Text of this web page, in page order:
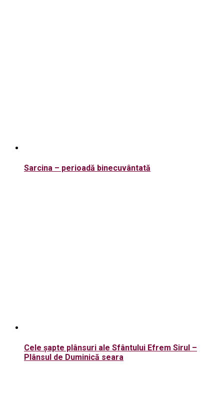
Sarcina – perioadă binecuvântată
Cele șapte plânsuri ale Sfântului Efrem Sirul –
Plânsul de Duminică seara